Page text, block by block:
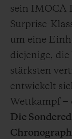
sein IMOCA
Surprise-
um eine
diejenige, die
stärksten
entwickelt
Wettkampf ‒
Die
Chronograph